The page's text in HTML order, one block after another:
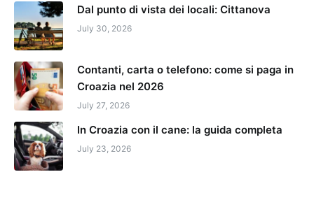
Dal punto di vista dei locali: Cittanova
July 30, 2026
Contanti, carta o telefono: come si paga in
Croazia nel 2026
July 27, 2026
In Croazia con il cane: la guida completa
July 23, 2026